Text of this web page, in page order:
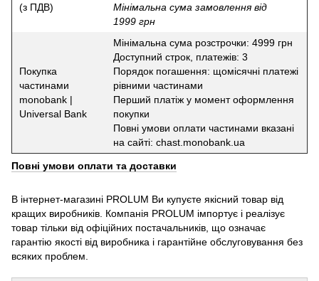
(з ПДВ)
Мінімальна сума замовлення від
1999 грн
Покупка
частинами
monobank |
Universal Bank
Мінімальна сума розстрочки: 4999 грн
Доступний строк, платежів: 3
Порядок погашення: щомісячні платежі
рівними частинами
Перший платіж у момент оформлення
покупки
Повні умови оплати частинами вказані
на сайті: chast.monobank.ua
Повні умови оплати та доставки
В інтернет-магазині PROLUM Ви купуєте якісний товар від
кращих виробників. Компанія PROLUM імпортує і реалізує
товар тільки від офіційних постачальників, що означає
гарантію якості від виробника і гарантійне обслуговування без
всяких проблем.